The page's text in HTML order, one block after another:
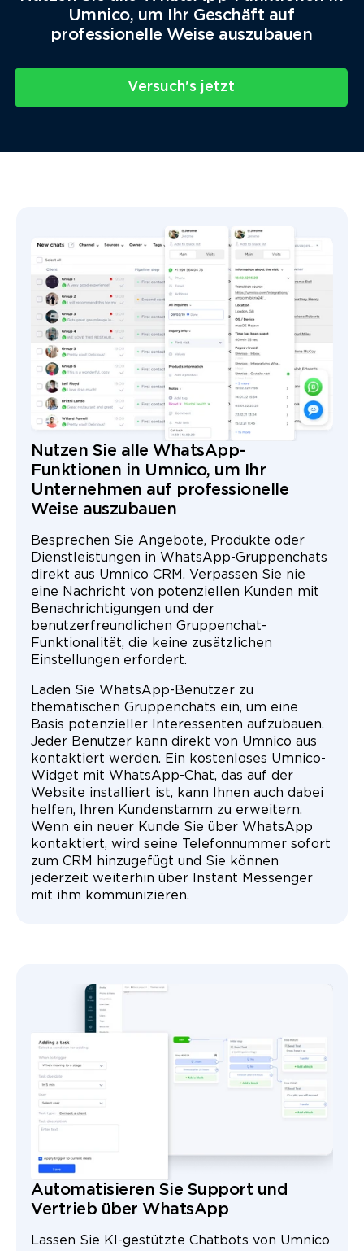
Umnico, um Ihr Geschäft auf
professionelle Weise auszubauen
Versuch's jetzt
Nutzen Sie alle WhatsApp-
Funktionen in Umnico, um Ihr
Unternehmen auf professionelle
Weise auszubauen
Besprechen Sie Angebote, Produkte oder
Dienstleistungen in WhatsApp-Gruppenchats
direkt aus Umnico CRM. Verpassen Sie nie
eine Nachricht von potenziellen Kunden mit
Benachrichtigungen und der
benutzerfreundlichen Gruppenchat-
Funktionalität, die keine zusätzlichen
Einstellungen erfordert.
Laden Sie WhatsApp-Benutzer zu
thematischen Gruppenchats ein, um eine
Basis potenzieller Interessenten aufzubauen.
Jeder Benutzer kann direkt von Umnico aus
kontaktiert werden. Ein kostenloses Umnico-
Widget mit WhatsApp-Chat, das auf der
Website installiert ist, kann Ihnen auch dabei
helfen, Ihren Kundenstamm zu erweitern.
Wenn ein neuer Kunde Sie über WhatsApp
kontaktiert, wird seine Telefonnummer sofort
zum CRM hinzugefügt und Sie können
jederzeit weiterhin über Instant Messenger
mit ihm kommunizieren.
Automatisieren Sie Support und
Vertrieb über WhatsApp
Lassen Sie KI-gestützte Chatbots von Umnico